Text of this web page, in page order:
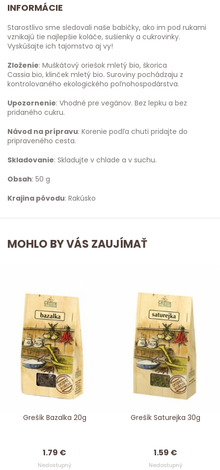
INFORMÁCIE
Starostlivo sme sledovali naše babičky, ako im pod rukami
vznikajú tie najlepšie koláče, sušienky a cukrovinky.
Vyskúšajte ich tajomstvo aj vy!
Zloženie: Muškátový oriešok mletý bio, škorica
Cassia bio, klinček mletý bio. Suroviny pochádzaju z
kontrolovaného ekologického poľnohospodárstva.
Upozornenie: Vhodné pre vegánov. Bez lepku a bez
pridaného cukru.
Návod na prípravu: Korenie podľa chuti pridajte do
pripraveného cesta.
Skladovanie: Skladujte v chlade a v suchu.
Obsah: 50 g
Krajina pôvodu: Rakúsko
MOHLO BY VÁS ZAUJÍMAŤ
Grešík Bazalka 20g
1.79 €
Nedostupný
Grešík Saturejka 30g
1.59 €
Nedostupný